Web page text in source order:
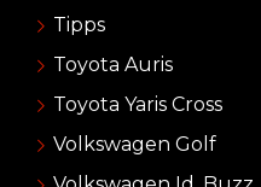
Tipps
Toyota Auris
Toyota Yaris Cross
Volkswagen Golf